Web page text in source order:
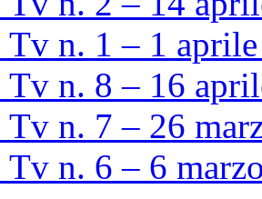
Tv n. 1 – 1
Tv n. 8 – 16
Tv n. 7 – 26
Tv n. 6 – 6